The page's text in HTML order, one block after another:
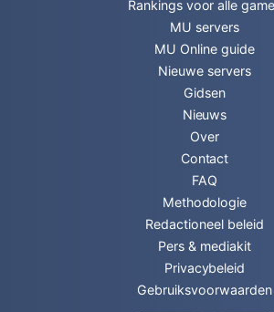
Rankings voor alle
MU servers
MU Online guide
Nieuwe servers
Gidsen
Nieuws
Over
Contact
FAQ
Methodologie
Redactioneel beleid
Pers & mediakit
Privacybeleid
Gebruiksvoorwaarden